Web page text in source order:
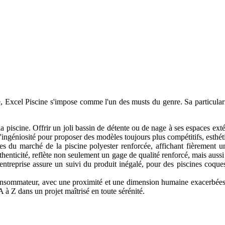
Piscine s'impose comme l'un des musts du genre. Sa
Offrir un joli bassin de détente ou de nage à ses espaces
pour proposer des modèles toujours plus compétitifs,
du marché de la piscine polyester renforcée, affichant fièrement
reflète non seulement un gage de qualité renforcé, mais
assure un suivi du produit inégalé, pour des piscines
avec une proximité et une dimension humaine
Z dans un projet maîtrisé en toute sérénité.